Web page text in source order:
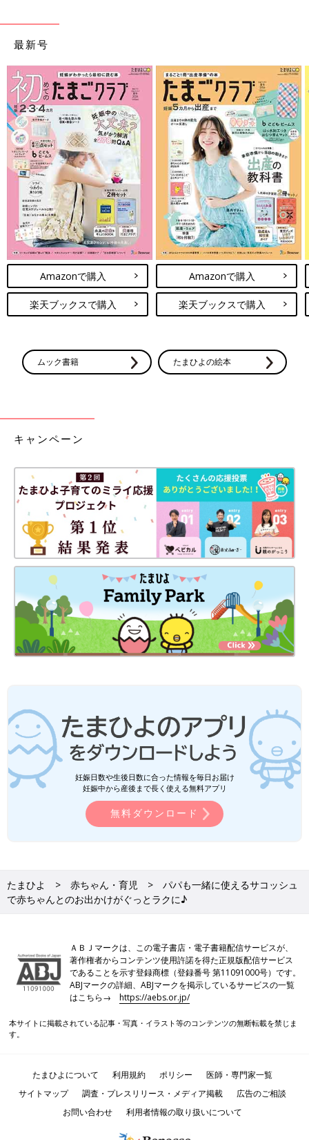
最新号
Amazonで購入
楽天ブックスで購入
Amazonで購入
楽天ブックスで購入
ムック書籍 たまひよの絵本
キャンペーン
妊娠日数や生後日数に合った情報を毎日お届け
妊娠中から産後まで長く使える無料アプリ
無料ダウンロード
たまひよ 赤ちゃん・育児
パパも一緒に使えるサコッシュ
で赤ちゃんとのお出かけがぐっとラクに♪
ＡＢＪマークは、この電子書店・電子書籍配信サービスが、
著作権者からコンテンツ使用許諾を得た正規版配信サービス
であることを示す登録商標（登録番号 第11091000号）です。
ABJマークの詳細、ABJマークを掲示しているサービスの一覧
はこちら→https://aebs.or.jp/
本サイトに掲載されている記事・写真・イラスト等のコンテンツの無断転載を禁じま
す。
たまひよについて 利用規約 ポリシー
医師・専門家一覧
サイトマップ
調査・プレスリリース・メディア掲載
広告のご相談
お問い合わせ
利用者情報の取り扱いについて